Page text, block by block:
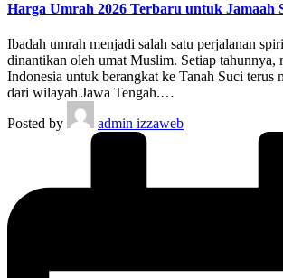
Harga Umrah 2026 Terbaru untuk Jamaah
Ibadah umrah menjadi salah satu perjalanan
dinantikan oleh umat Muslim. Setiap tahunnya,
Indonesia untuk berangkat ke Tanah Suci terus
dari wilayah Jawa Tengah.…
Posted by
admin izzaweb